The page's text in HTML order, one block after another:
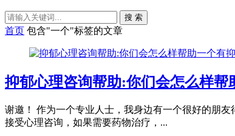
搜 索
首页 包含"一个"标签的文章
抑郁心理咨询帮助:你们会怎么样帮
谢邀！ 作为一个专业人士，我身边有一个很好的朋
接受心理咨询，如果需要药物治疗，...